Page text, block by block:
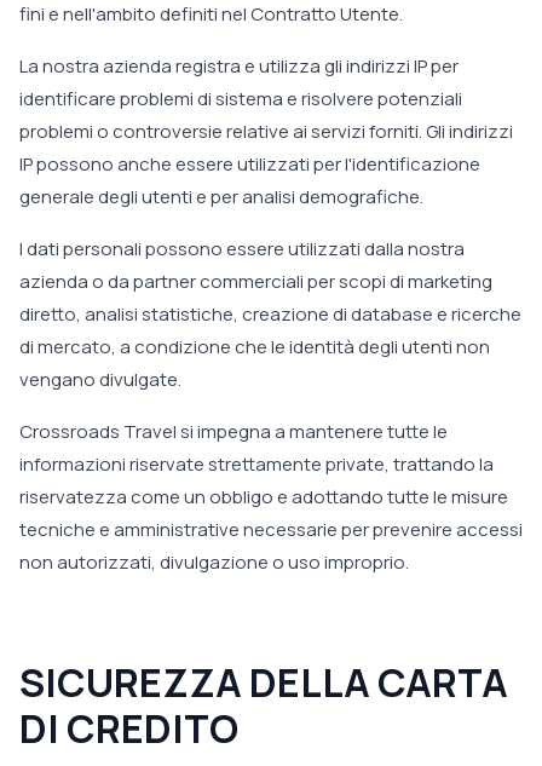
fini e nell'ambito definiti nel Contratto Utente.
La nostra azienda registra e utilizza gli indirizzi IP per
identificare problemi di sistema e risolvere potenziali
problemi o controversie relative ai servizi forniti. Gli indirizzi
IP possono anche essere utilizzati per l'identificazione
generale degli utenti e per analisi demografiche.
I dati personali possono essere utilizzati dalla nostra
azienda o da partner commerciali per scopi di marketing
diretto, analisi statistiche, creazione di database e ricerche
di mercato, a condizione che le identità degli utenti non
vengano divulgate.
Crossroads Travel si impegna a mantenere tutte le
informazioni riservate strettamente private, trattando la
riservatezza come un obbligo e adottando tutte le misure
tecniche e amministrative necessarie per prevenire accessi
non autorizzati, divulgazione o uso improprio.
SICUREZZA DELLA CARTA
DI CREDITO